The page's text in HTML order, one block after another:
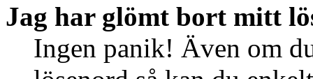
Jag har glömt bort mitt
Ingen panik! Även om